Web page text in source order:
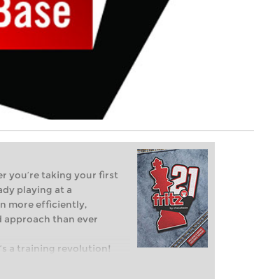
you’re taking your first
playing at a
more efficiently,
than ever
a training revolution!
world of club chess,